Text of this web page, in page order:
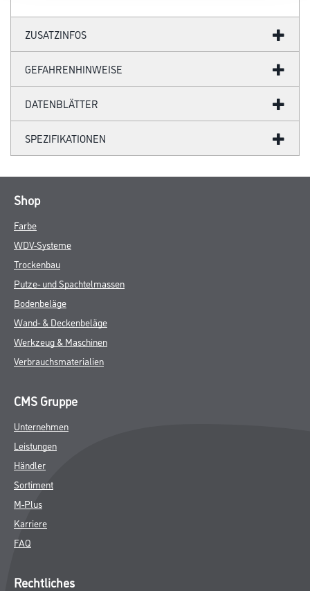
ZUSATZINFOS
GEFAHRENHINWEISE
DATENBLÄTTER
SPEZIFIKATIONEN
Shop
Farbe
WDV-Systeme
Trockenbau
Putze- und Spachtelmassen
Bodenbeläge
Wand- & Deckenbeläge
Werkzeug & Maschinen
Verbrauchsmaterialien
CMS Gruppe
Unternehmen
Leistungen
Händler
Sortiment
M-Plus
Karriere
FAQ
Rechtliches